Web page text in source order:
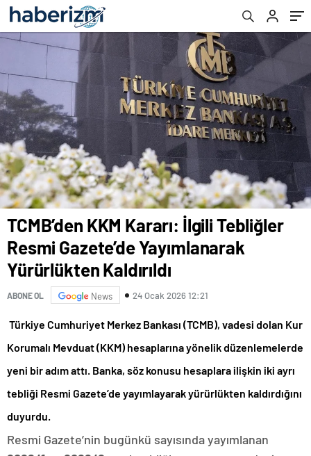
Kaldırıldı
TCMB’den KKM Kararı: İlgili Tebliğler
Resmi Gazete’de Yayımlanarak
Yürürlükten Kaldırıldı
ABONE OL News 24 Ocak 2026 12:21
Türkiye Cumhuriyet Merkez Bankası (TCMB), vadesi dolan Kur
Korumalı Mevduat (KKM) hesaplarına yönelik düzenlemelerde
yeni bir adım attı. Banka, söz konusu hesaplara ilişkin iki ayrı
tebliği Resmi Gazete’de yayımlayarak yürürlükten kaldırdığını
duyurdu.
Resmi Gazete’nin bugünkü sayısında yayımlanan